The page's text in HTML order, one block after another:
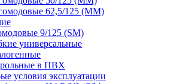
62,5/125 (ММ)
9/125 (SM)
универсальные
в ПВХ
условия эксплуатации